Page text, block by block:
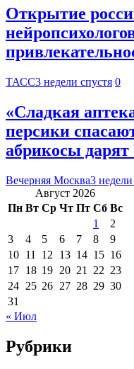
Открытие
ТАСС3 недели спустя 0
«Сладкая
персики
абрикосы
Вечерняя Москва3
Август 2026
Пн Вт Ср Чт Пт Сб Вс
1
2
3
4 5 6 7 8
9
10 11 12 13 14 15 16
17 18 19 20 21 22 23
24 25 26 27 28 29 30
31
« Июл
Рубрики